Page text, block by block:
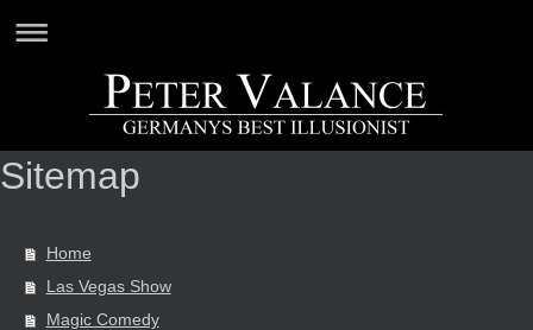
Sitemap
Home
Las Vegas Show
Magic Comedy